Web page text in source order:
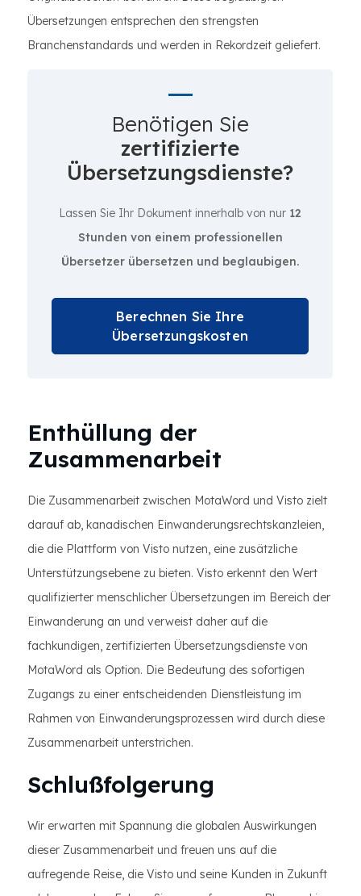
Übersetzungen entsprechen den strengsten
Branchenstandards und werden in Rekordzeit geliefert.
Benötigen Sie
zertifizierte
Übersetzungsdienste?
Lassen Sie Ihr Dokument innerhalb von nur 12
Stunden von einem professionellen
Übersetzer übersetzen und beglaubigen.
Berechnen Sie Ihre
Übersetzungskosten
Enthüllung der
Zusammenarbeit
Die Zusammenarbeit zwischen MotaWord und Visto zielt
darauf ab, kanadischen Einwanderungsrechtskanzleien,
die die Plattform von Visto nutzen, eine zusätzliche
Unterstützungsebene zu bieten. Visto erkennt den Wert
qualifizierter menschlicher Übersetzungen im Bereich der
Einwanderung an und verweist daher auf die
fachkundigen, zertifizierten Übersetzungsdienste von
MotaWord als Option. Die Bedeutung des sofortigen
Zugangs zu einer entscheidenden Dienstleistung im
Rahmen von Einwanderungsprozessen wird durch diese
Zusammenarbeit unterstrichen.
Schlußfolgerung
Wir erwarten mit Spannung die globalen Auswirkungen
dieser Zusammenarbeit und freuen uns auf die
aufregende Reise, die Visto und seine Kunden in Zukunft